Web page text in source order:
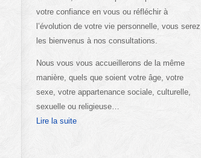
votre confiance en vous ou réfléchir à
l’évolution de votre vie personnelle, vous serez
les bienvenus à nos consultations.
Nous vous vous accueillerons de la même
manière, quels que soient votre âge, votre
sexe, votre appartenance sociale, culturelle,
sexuelle ou religieuse…
Lire la suite